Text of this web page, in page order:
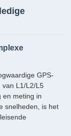
GPS-
van L1/L2/L5
en meting in
snelheden, is het